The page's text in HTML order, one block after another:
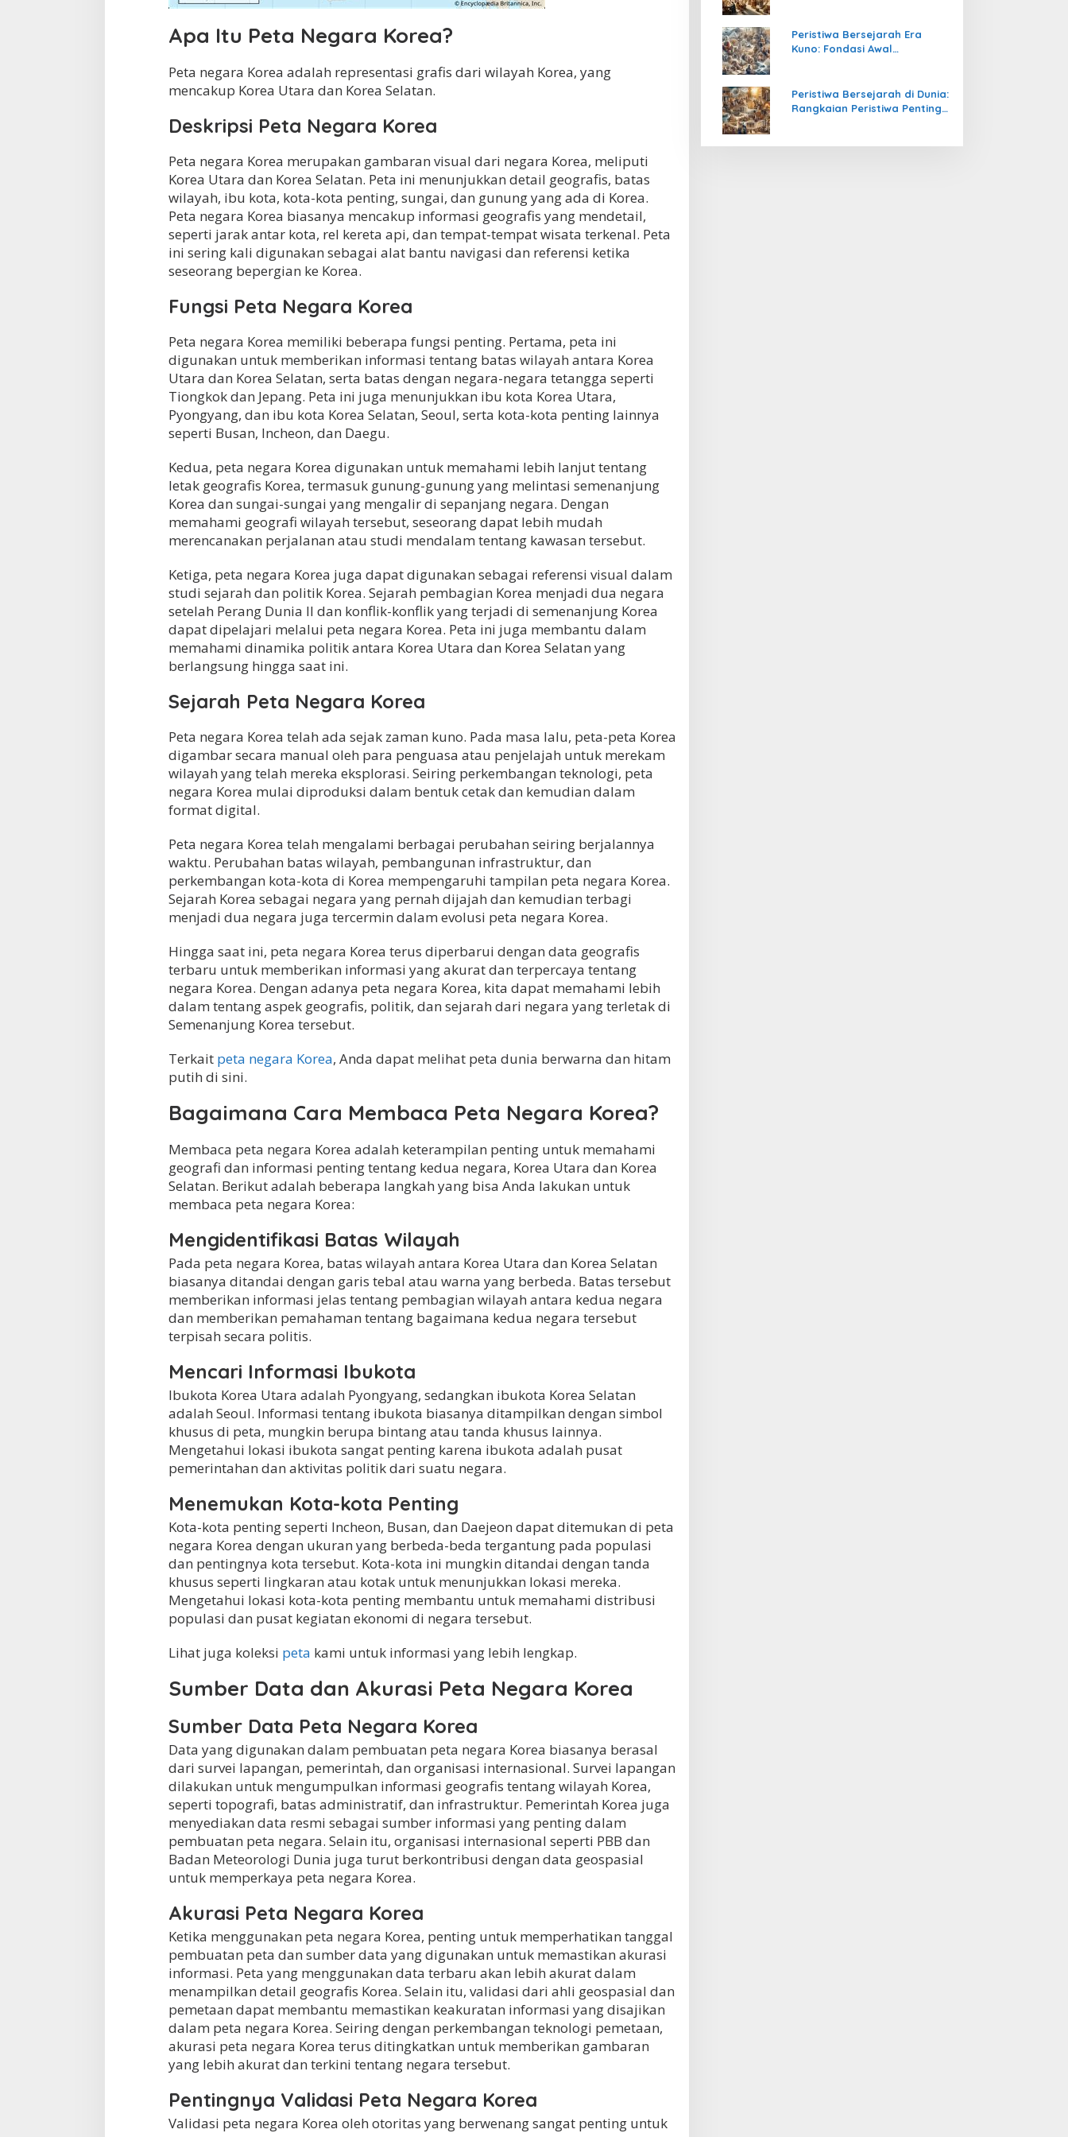
Apa Itu Peta Negara Korea?
Peta negara Korea adalah representasi grafis dari wilayah Korea, yang
mencakup Korea Utara dan Korea Selatan.
Deskripsi Peta Negara Korea
Peta negara Korea merupakan gambaran visual dari negara Korea, meliputi
Korea Utara dan Korea Selatan. Peta ini menunjukkan detail geografis, batas
wilayah, ibu kota, kota-kota penting, sungai, dan gunung yang ada di Korea.
Peta negara Korea biasanya mencakup informasi geografis yang mendetail,
seperti jarak antar kota, rel kereta api, dan tempat-tempat wisata terkenal. Peta
ini sering kali digunakan sebagai alat bantu navigasi dan referensi ketika
seseorang bepergian ke Korea.
Fungsi Peta Negara Korea
Peta negara Korea memiliki beberapa fungsi penting. Pertama, peta ini
digunakan untuk memberikan informasi tentang batas wilayah antara Korea
Utara dan Korea Selatan, serta batas dengan negara-negara tetangga seperti
Tiongkok dan Jepang. Peta ini juga menunjukkan ibu kota Korea Utara,
Pyongyang, dan ibu kota Korea Selatan, Seoul, serta kota-kota penting lainnya
seperti Busan, Incheon, dan Daegu.
Kedua, peta negara Korea digunakan untuk memahami lebih lanjut tentang
letak geografis Korea, termasuk gunung-gunung yang melintasi semenanjung
Korea dan sungai-sungai yang mengalir di sepanjang negara. Dengan
memahami geografi wilayah tersebut, seseorang dapat lebih mudah
merencanakan perjalanan atau studi mendalam tentang kawasan tersebut.
Ketiga, peta negara Korea juga dapat digunakan sebagai referensi visual dalam
studi sejarah dan politik Korea. Sejarah pembagian Korea menjadi dua negara
setelah Perang Dunia II dan konflik-konflik yang terjadi di semenanjung Korea
dapat dipelajari melalui peta negara Korea. Peta ini juga membantu dalam
memahami dinamika politik antara Korea Utara dan Korea Selatan yang
berlangsung hingga saat ini.
Sejarah Peta Negara Korea
Peta negara Korea telah ada sejak zaman kuno. Pada masa lalu, peta-peta Korea
digambar secara manual oleh para penguasa atau penjelajah untuk merekam
wilayah yang telah mereka eksplorasi. Seiring perkembangan teknologi, peta
negara Korea mulai diproduksi dalam bentuk cetak dan kemudian dalam
format digital.
Peta negara Korea telah mengalami berbagai perubahan seiring berjalannya
waktu. Perubahan batas wilayah, pembangunan infrastruktur, dan
perkembangan kota-kota di Korea mempengaruhi tampilan peta negara Korea.
Sejarah Korea sebagai negara yang pernah dijajah dan kemudian terbagi
menjadi dua negara juga tercermin dalam evolusi peta negara Korea.
Hingga saat ini, peta negara Korea terus diperbarui dengan data geografis
terbaru untuk memberikan informasi yang akurat dan terpercaya tentang
negara Korea. Dengan adanya peta negara Korea, kita dapat memahami lebih
dalam tentang aspek geografis, politik, dan sejarah dari negara yang terletak di
Semenanjung Korea tersebut.
Terkait peta negara Korea, Anda dapat melihat peta dunia berwarna dan hitam
putih di sini.
Bagaimana Cara Membaca Peta Negara Korea?
Membaca peta negara Korea adalah keterampilan penting untuk memahami
geografi dan informasi penting tentang kedua negara, Korea Utara dan Korea
Selatan. Berikut adalah beberapa langkah yang bisa Anda lakukan untuk
membaca peta negara Korea:
Mengidentifikasi Batas Wilayah
Pada peta negara Korea, batas wilayah antara Korea Utara dan Korea Selatan
biasanya ditandai dengan garis tebal atau warna yang berbeda. Batas tersebut
memberikan informasi jelas tentang pembagian wilayah antara kedua negara
dan memberikan pemahaman tentang bagaimana kedua negara tersebut
terpisah secara politis.
Mencari Informasi Ibukota
Ibukota Korea Utara adalah Pyongyang, sedangkan ibukota Korea Selatan
adalah Seoul. Informasi tentang ibukota biasanya ditampilkan dengan simbol
khusus di peta, mungkin berupa bintang atau tanda khusus lainnya.
Mengetahui lokasi ibukota sangat penting karena ibukota adalah pusat
pemerintahan dan aktivitas politik dari suatu negara.
Menemukan Kota-kota Penting
Kota-kota penting seperti Incheon, Busan, dan Daejeon dapat ditemukan di peta
negara Korea dengan ukuran yang berbeda-beda tergantung pada populasi
dan pentingnya kota tersebut. Kota-kota ini mungkin ditandai dengan tanda
khusus seperti lingkaran atau kotak untuk menunjukkan lokasi mereka.
Mengetahui lokasi kota-kota penting membantu untuk memahami distribusi
populasi dan pusat kegiatan ekonomi di negara tersebut.
Lihat juga koleksi peta kami untuk informasi yang lebih lengkap.
Sumber Data dan Akurasi Peta Negara Korea
Sumber Data Peta Negara Korea
Data yang digunakan dalam pembuatan peta negara Korea biasanya berasal
dari survei lapangan, pemerintah, dan organisasi internasional. Survei lapangan
dilakukan untuk mengumpulkan informasi geografis tentang wilayah Korea,
seperti topografi, batas administratif, dan infrastruktur. Pemerintah Korea juga
menyediakan data resmi sebagai sumber informasi yang penting dalam
pembuatan peta negara. Selain itu, organisasi internasional seperti PBB dan
Badan Meteorologi Dunia juga turut berkontribusi dengan data geospasial
untuk memperkaya peta negara Korea.
Akurasi Peta Negara Korea
Ketika menggunakan peta negara Korea, penting untuk memperhatikan tanggal
pembuatan peta dan sumber data yang digunakan untuk memastikan akurasi
informasi. Peta yang menggunakan data terbaru akan lebih akurat dalam
menampilkan detail geografis Korea. Selain itu, validasi dari ahli geospasial dan
pemetaan dapat membantu memastikan keakuratan informasi yang disajikan
dalam peta negara Korea. Seiring dengan perkembangan teknologi pemetaan,
akurasi peta negara Korea terus ditingkatkan untuk memberikan gambaran
yang lebih akurat dan terkini tentang negara tersebut.
Pentingnya Validasi Peta Negara Korea
Validasi peta negara Korea oleh otoritas yang berwenang sangat penting untuk
Peristiwa Bersejarah Era
Kuno: Fondasi Awal
Peristiwa Bersejarah di Dunia:
Rangkaian Peristiwa Penting